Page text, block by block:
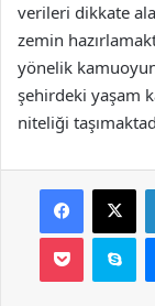
verileri dikkate
zemin
yönelik
şehirdeki yaşam
niteliği
Facebook
X
Pocket